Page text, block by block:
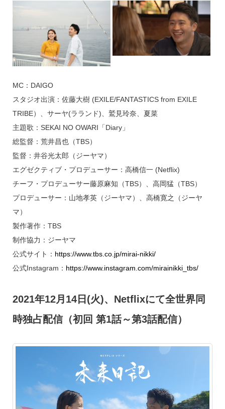
MC：DAIGO
スタジオ出演：佐藤大樹 (EXILE/FANTASTICS from EXILE
TRIBE）、サーヤ(ラランド)、鷲見玲奈、夏菜
主題歌：SEKAI NO OWARI「Diary」
総監督：荒井昌也（TBS）
監督：井谷光太郎（ジーヤマ）
エグゼクティブ・プロデューサー：高橋信一 (Netflix)
チーフ・プロデューサー藤原麻知（TBS）、高岡猛（TBS）
プロデューサー：山地孝英（ジーヤマ）、高橋寛之（ジーヤ
マ）
製作著作：TBS
制作協力：ジーヤマ
公式サイト： https://www.tbs.co.jp/mirai-nikki/
公式Instagram： https://www.instagram.com/mirainikki_tbs/
2021年12月14日(火)、Netflixにて全世界同
時独占配信（初回 第1話～第3話配信）